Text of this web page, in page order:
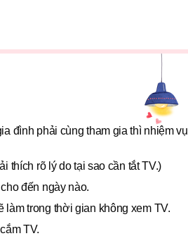
đình phải cùng tham gia thì nhiệm vụ
thích rõ lý do tại sao cần tắt TV.)
đến ngày nào.
làm trong thời gian không xem TV.
TV.